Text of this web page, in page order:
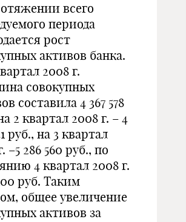
всего
периода
рост
активов банка.
2008 г.
совокупных
составила 4 367 578
2 квартал 2008 г. – 4
руб., на 3 квартал
–5 286 560 руб., по
4 квартал 2008 г.
руб. Таким
общее увеличение
активов за